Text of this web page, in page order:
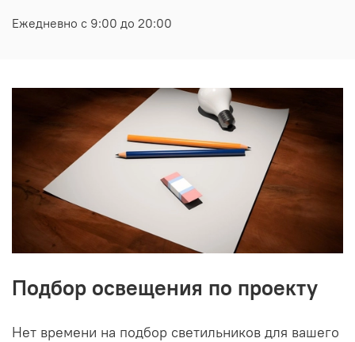
Ежедневно с 9:00 до 20:00
Подбор освещения по проекту
Нет времени на подбор светильников для вашего